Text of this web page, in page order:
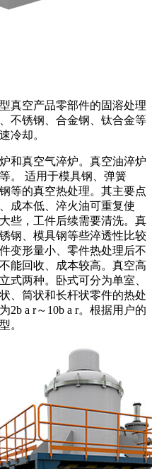
空产品零部件的固溶处理
不锈钢、合金钢、钛合金等
冷却。
真空气淬炉。真空油淬炉
。 适用于模具钢、弹簧
等的真空热处理。其主要点
成本低、淬火油可重复使
些，工件后续需要清洗。真
钢、模具钢等些淬透性比较
变形量小、零件热处理后不
能回收、成本较高。真空高
式两种。卧式可分为单室、
、筒状和长杆状零件的热处
2b a r～ 10b a r。根据用户的
。